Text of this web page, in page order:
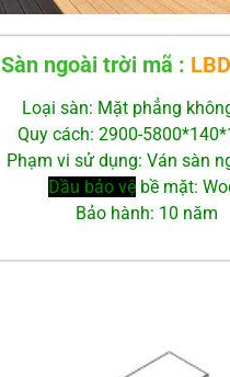
Sàn ngoài trời mã :
Loại sàn: Mặt phẳng
Quy cách: 2900-
Phạm vi sử dụng: Ván sàn
Dầu bảo vệbề mặt:
Bảo hành: 10 năm